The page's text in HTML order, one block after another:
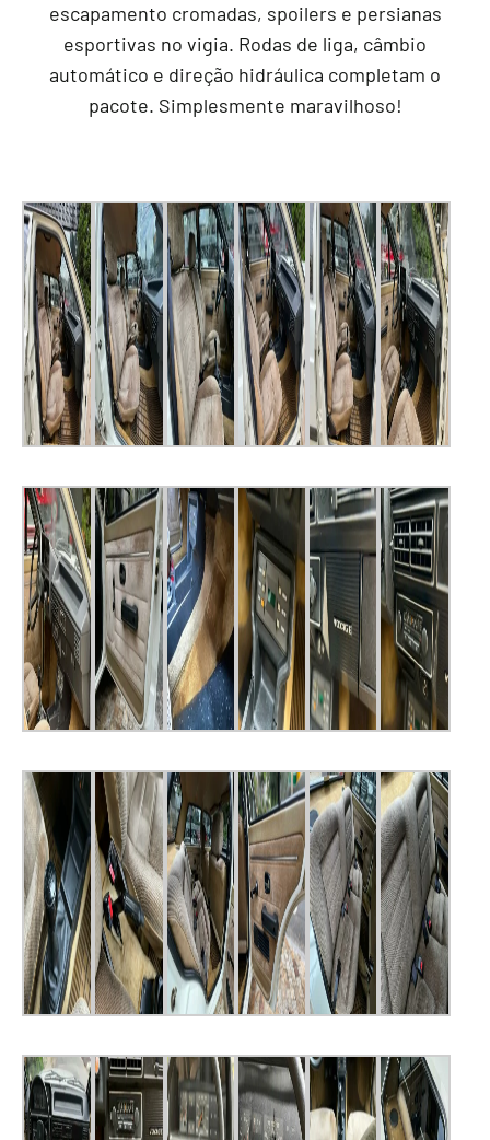
escapamento cromadas, spoilers e persianas
esportivas no vigia. Rodas de liga, câmbio
automático e direção hidráulica completam o
pacote. Simplesmente maravilhoso!